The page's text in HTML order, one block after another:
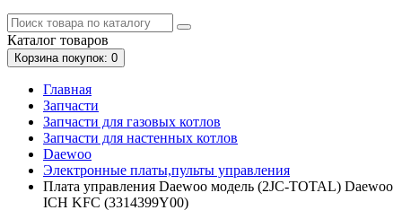
Каталог товаров
Корзинапокупок: 0
Главная
Запчасти
Запчасти для газовых котлов
Запчасти для настенных котлов
Daewoo
Электронные платы,пульты управления
Плата управления Daewoo модель (2JC-TOTAL) Daewoo
ICH KFC (3314399Y00)